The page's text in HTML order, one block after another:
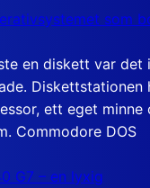
som
en diskett var det
Diskettstationen
ett eget minne
Commodore DOS
G7 – en lyxig